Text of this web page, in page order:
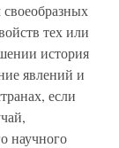
своеобразных
тех или
история
явлений и
если
научного